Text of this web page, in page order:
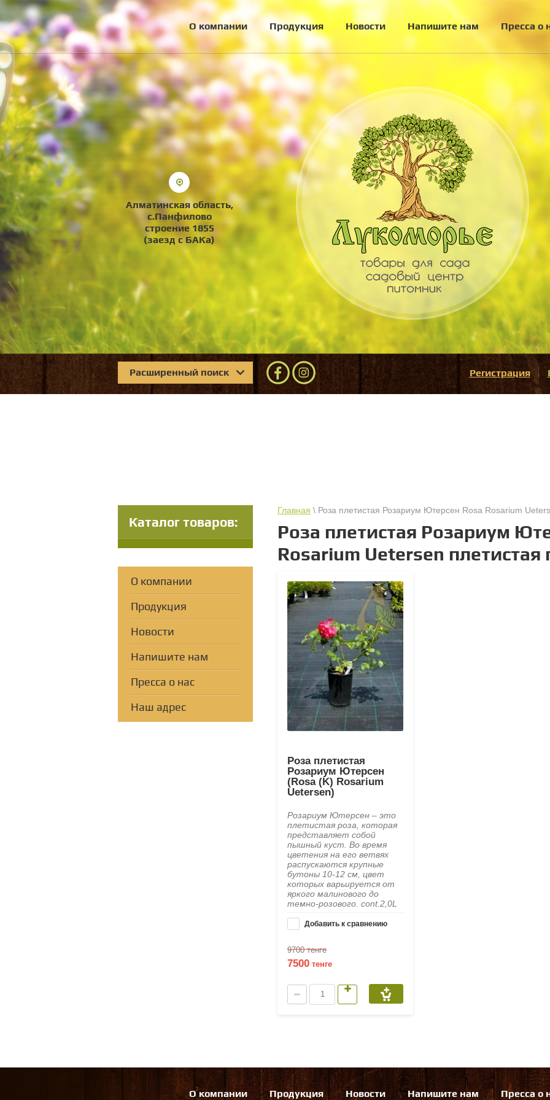
О компании Продукция Новости Напишите нам Пресса о
Алматинская область,
с.Панфилово
строение 1855
(заезд с БАКа)
Расширенный поиск Регистрация
Каталог товаров:
О компании
Продукция
Новости
Напишите нам
Пресса о нас
Наш адрес
Главная \ Роза плетистая Розариум Ютерсен Rosa Rosarium
Роза плетистая Розариум
Rosarium Uetersen плетистая
Роза плетистая
Розариум Ютерсен
(Rosa (K) Rosarium
Uetersen)
Розариум Ютерсен – это
плетистая роза, которая
представляет собой
пышный куст. Во время
цветения на его ветвях
распускаются крупные
бутоны 10-12 см, цвет
которых варьируется от
яркого малинового до
темно-розового. cont.2,0L
Добавить к сравнению
9700тенге
7500 тенге
О компании Продукция Новости Напишите нам Пресса о